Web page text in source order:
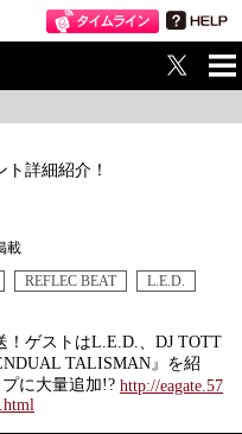
ト詳細紹介！
載
REFLEC BEAT
L.E.D.
！ゲストはL.E.D.、DJ TOTT
TALISMAN』を紹
に大量追加!? http://eagate.57